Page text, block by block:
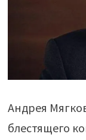
Андрея
блестящего